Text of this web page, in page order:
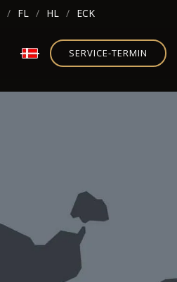
FL HL ECK
SERVICE-TERMIN